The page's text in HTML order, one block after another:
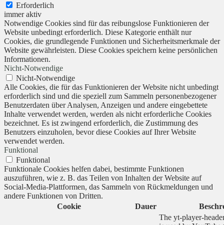
Erforderlich
immer aktiv
Notwendige Cookies sind für das reibungslose Funktionieren der
Website unbedingt erforderlich. Diese Kategorie enthält nur
Cookies, die grundlegende Funktionen und Sicherheitsmerkmale der
Website gewährleisten. Diese Cookies speichern keine persönlichen
Informationen.
Nicht-Notwendige
Nicht-Notwendige
Alle Cookies, die für das Funktionieren der Website nicht unbedingt
erforderlich sind und die speziell zum Sammeln personenbezogener
Benutzerdaten über Analysen, Anzeigen und andere eingebettete
Inhalte verwendet werden, werden als nicht erforderliche Cookies
bezeichnet. Es ist zwingend erforderlich, die Zustimmung des
Benutzers einzuholen, bevor diese Cookies auf Ihrer Website
verwendet werden.
Funktional
Funktional
Funktionale Cookies helfen dabei, bestimmte Funktionen
auszuführen, wie z. B. das Teilen von Inhalten der Website auf
Social-Media-Plattformen, das Sammeln von Rückmeldungen und
andere Funktionen von Dritten.
Cookie
Dauer
The yt-player-